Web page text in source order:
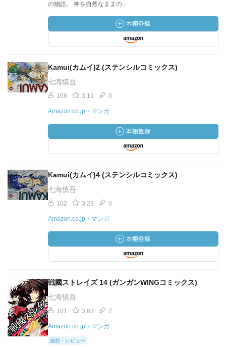
の物語。 神を自然なままの...
Kamui(カムイ)2 (ステンシルコミックス)
七海慎吾
108 3.19 0
Amazon.co.jp・マンガ
Kamui(カムイ)4 (ステンシルコミックス)
七海慎吾
102 3.23 0
Amazon.co.jp・マンガ
戦國ストレイズ 14 (ガンガンWINGコミックス)
七海慎吾
101 3.63 2
Amazon.co.jp・マンガ
感想・レビュー